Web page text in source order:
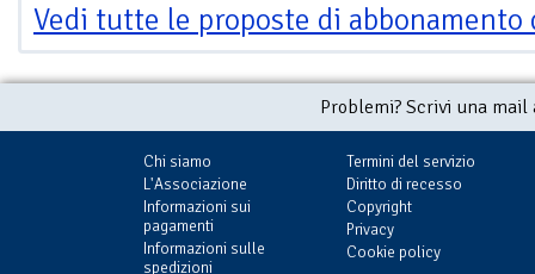
Vedi tutte le proposte di
Problemi? Scrivi una
Chi siamo
L'Associazione
Informazioni sui
pagamenti
Informazioni sulle
spedizioni
Termini del servizio
Diritto di recesso
Copyright
Privacy
Cookie policy